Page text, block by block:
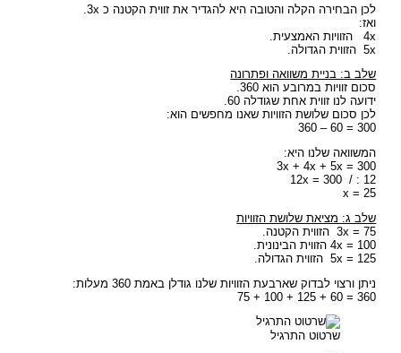
לכן הבחירה הקלה והטובה היא להגדיר את זווית הקטנה כ 3x.
ואז:
4x הזוויות האמצעית.
5x הזווית הגדולה.
שלב ב: בניית משוואה ופתרונה
סכום זוויות במרובע הוא 360.
ידועה לנו זווית אחת שגודלה 60.
לכן סכום שלושת הזוויות שאנו מחפשים הוא:
300 = 60 – 360
המשוואה שלנו היא:
3x + 4x + 5x = 300
12x = 300 / : 12
x = 25
שלב ג: מציאת שלושת הזוויות
3x = 75 הזווית הקטנה.
4x = 100 הזווית הבינונית.
5x = 125 הזווית הגדולה.
ניתן ורצוי לבדוק שארבעת הזוויות שלנו גודלן באמת 360 מעלות:
360 = 60 + 125 + 100 + 75
שרטוט התרגיל